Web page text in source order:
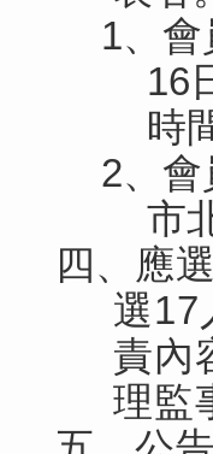
1、
16
時
2、
市
四、
應
選17
責內
理監